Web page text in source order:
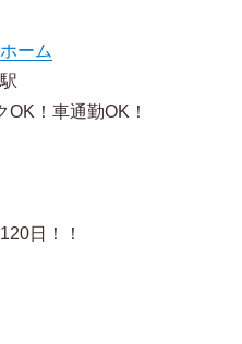
ーム
！車通勤OK！
日！！